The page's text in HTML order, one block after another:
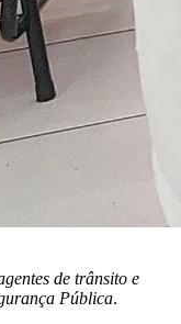
de trânsito e
Pública.